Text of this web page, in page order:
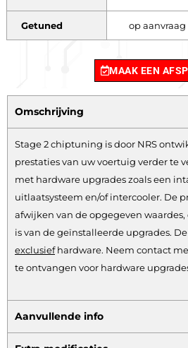
Getuned op aanvraag
MAAK EEN
Omschrijving
Stage 2 chiptuning is door NRS
prestaties van uw voertuig verder te
met hardware upgrades zoals een
uitlaatsysteem en/of intercooler. De
afwijken van de opgegeven
is van de geïnstalleerde upgrades.
exclusiefhardware. Neem contact
te ontvangen voor hardware
Aanvullende info